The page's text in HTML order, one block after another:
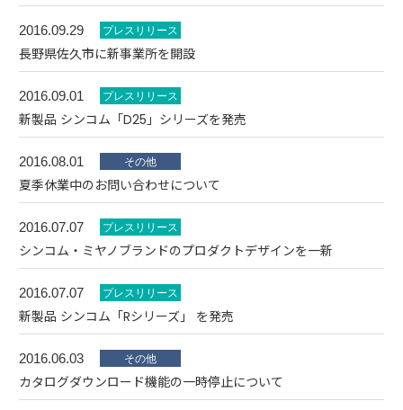
2016.09.29
長野県佐久市に新事業所を開設
2016.09.01
新製品 シンコム「D25」シリーズを発売
2016.08.01
夏季休業中のお問い合わせについて
2016.07.07
シンコム・ミヤノブランドのプロダクトデザインを一新
2016.07.07
新製品 シンコム「Rシリーズ」 を発売
2016.06.03
カタログダウンロード機能の一時停止について